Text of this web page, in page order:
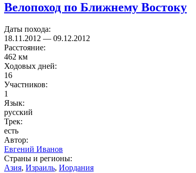
Велопоход по Ближнему Востоку
Даты похода:
18.11.2012 — 09.12.2012
Расстояние:
462 км
Ходовых дней:
16
Участников:
1
Язык:
русский
Трек:
есть
Автор:
Евгений Иванов
Страны и регионы:
Азия, Израиль, Иордания